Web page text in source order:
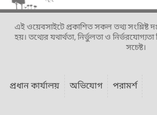
এই ওয়েবসাইটে প্রকাশিত সকল তথ্য সংশ্লিষ্ট
হয়। তথ্যের যথার্থতা, নির্ভুলতা ও নির্ভরযোগ্যতা
সচেষ্ট।
প্রধান কার্যালয় অভিযোগ পরামর্শ